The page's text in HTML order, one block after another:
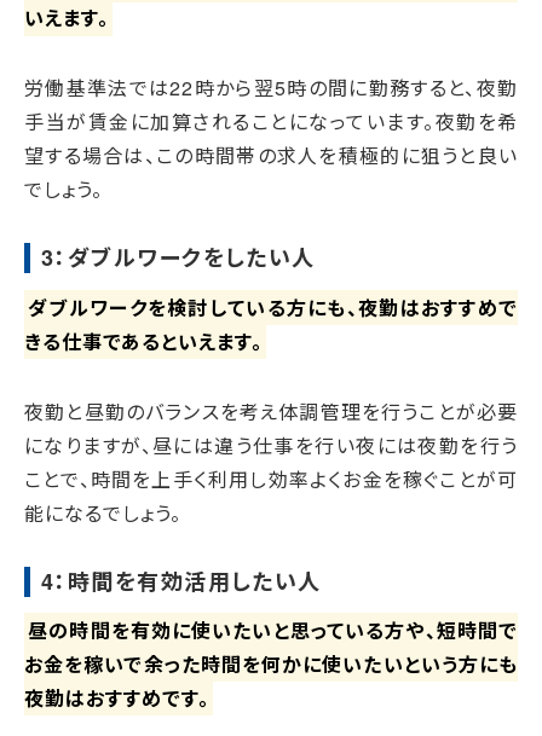
いえます。
労働基準法では22時から翌5時の間に勤務すると、夜勤
手当が賃金に加算されることになっています。夜勤を希
望する場合は、この時間帯の求人を積極的に狙うと良い
でしょう。
3：ダブルワークをしたい人
ダブルワークを検討している方にも、夜勤はおすすめで
きる仕事であるといえます。
夜勤と昼勤のバランスを考え体調管理を行うことが必要
になりますが、昼には違う仕事を行い夜には夜勤を行う
ことで、時間を上手く利用し効率よくお金を稼ぐことが可
能になるでしょう。
4：時間を有効活用したい人
昼の時間を有効に使いたいと思っている方や、短時間で
お金を稼いで余った時間を何かに使いたいという方にも
夜勤はおすすめです。